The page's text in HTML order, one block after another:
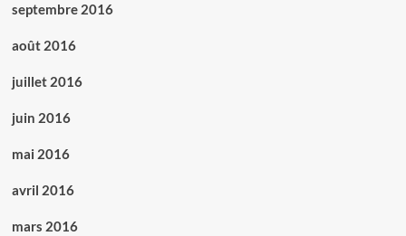
septembre 2016
août 2016
juillet 2016
juin 2016
mai 2016
avril 2016
mars 2016